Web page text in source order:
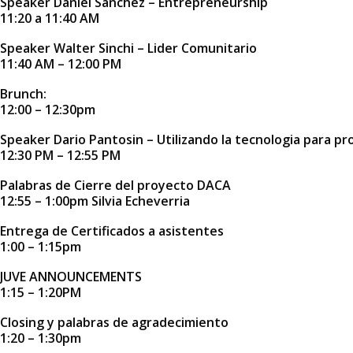
11:20 a 11:40 AM
Speaker Walter Sinchi – Lider Comunitario
11:40 AM – 12:00 PM
Brunch:
12:00 – 12:30pm
Speaker Dario Pantosin – Utilizando la tecnologia para
12:30 PM – 12:55 PM
Palabras de Cierre del proyecto DACA
12:55 – 1:00pm Silvia Echeverria
Entrega de Certificados a asistentes
1:00 – 1:15pm
JUVE ANNOUNCEMENTS
1:15 – 1:20PM
Closing y palabras de agradecimiento
1:20 – 1:30pm